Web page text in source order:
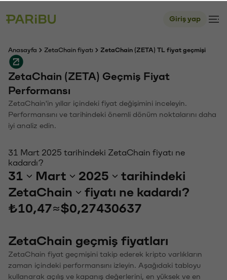
Giriş yap
Anasayfa ZetaChain fiyatı ZetaChain (ZETA) TL fiyat geçmişi
ZetaChain (ZETA) Geçmiş Fiyat
Performansı
ZetaChain'in yıllar içindeki fiyat değişimini inceleyin.
Performansını ve tarihindeki önemli dönüm noktalarını daha
iyi analiz edin.
31 Mart 2025 tarihindeki ZetaChain fiyatı ne
kadardı?
31 Mart 2025
tarihindeki
ZetaChain
fiyatı ne kadardı?
₺10,47≈$0,27430637
ZetaChain geçmiş fiyatları
ZetaChain fiyat geçmişini takip ederek kripto varlıkların
zaman içindeki performansını izleyin. Aşağıdaki tabloyu
kullanarak açılış ve kapanış değerlerini, en yüksek ve en